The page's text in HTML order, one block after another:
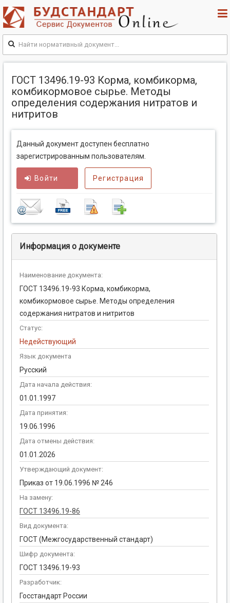
ГОСТ 13496.19-93 Корма, комбикорма,
комбикормовое сырье. Методы
определения содержания нитратов и
нитритов
Данный документ доступен бесплатно
зарегистрированным пользователям.
Войти Регистрация
Информация о документе
Наименование документа:
ГОСТ 13496.19-93 Корма, комбикорма,
комбикормовое сырье. Методы определения
содержания нитратов и нитритов
Статус:
Недействующий
Язык документа
Русский
Дата начала действия:
01.01.1997
Дата принятия:
19.06.1996
Дата отмены действия:
01.01.2026
Утверждающий документ:
Приказ от 19.06.1996 № 246
На замену:
ГОСТ 13496.19-86
Вид документа:
ГОСТ (Межгосударственный стандарт)
Шифр документа:
ГОСТ 13496.19-93
Разработчик:
Госстандарт России